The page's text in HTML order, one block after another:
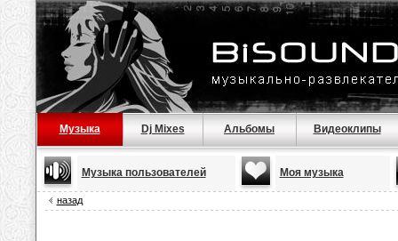
Музыка Dj Mixes Альбомы Видеоклипы
Музыка пользователей Моя музыка
назад